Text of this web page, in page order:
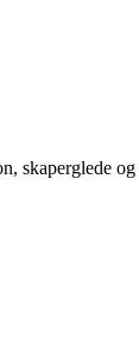
skaperglede